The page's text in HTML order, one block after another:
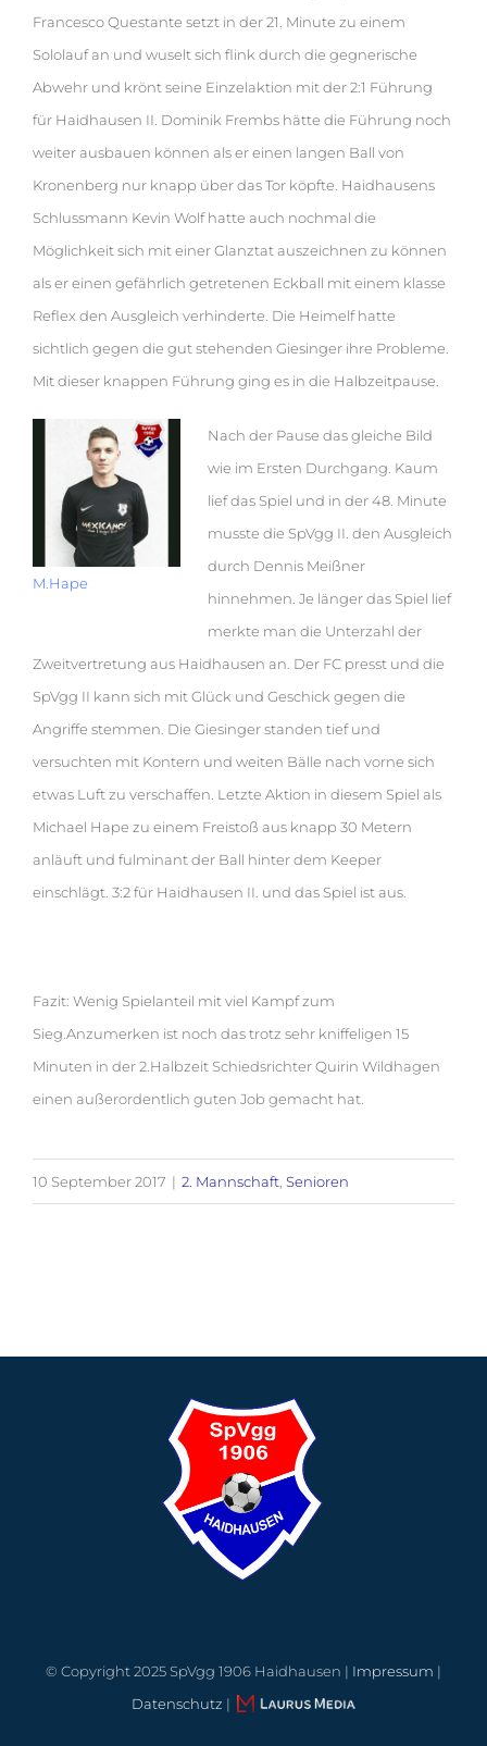
Francesco Questante setzt in der 21. Minute zu einem
Sololauf an und wuselt sich flink durch die gegnerische
Abwehr und krönt seine Einzelaktion mit der 2:1 Führung
für Haidhausen II. Dominik Frembs hätte die Führung noch
weiter ausbauen können als er einen langen Ball von
Kronenberg nur knapp über das Tor köpfte. Haidhausens
Schlussmann Kevin Wolf hatte auch nochmal die
Möglichkeit sich mit einer Glanztat auszeichnen zu können
als er einen gefährlich getretenen Eckball mit einem klasse
Reflex den Ausgleich verhinderte. Die Heimelf hatte
sichtlich gegen die gut stehenden Giesinger ihre Probleme.
Mit dieser knappen Führung ging es in die Halbzeitpause.
M.Hape
Nach der Pause das gleiche Bild
wie im Ersten Durchgang. Kaum
lief das Spiel und in der 48. Minute
musste die SpVgg II. den Ausgleich
durch Dennis Meißner
hinnehmen. Je länger das Spiel lief
merkte man die Unterzahl der
Zweitvertretung aus Haidhausen an. Der FC presst und die
SpVgg II kann sich mit Glück und Geschick gegen die
Angriffe stemmen. Die Giesinger standen tief und
versuchten mit Kontern und weiten Bälle nach vorne sich
etwas Luft zu verschaffen. Letzte Aktion in diesem Spiel als
Michael Hape zu einem Freistoß aus knapp 30 Metern
anläuft und fulminant der Ball hinter dem Keeper
einschlägt. 3:2 für Haidhausen II. und das Spiel ist aus.
Fazit: Wenig Spielanteil mit viel Kampf zum
Sieg.Anzumerken ist noch das trotz sehr kniffeligen 15
Minuten in der 2.Halbzeit Schiedsrichter Quirin Wildhagen
einen außerordentlich guten Job gemacht hat.
10 September 2017 | 2. Mannschaft, Senioren
© Copyright 2025 SpVgg 1906 Haidhausen | Impressum |
Datenschutz |